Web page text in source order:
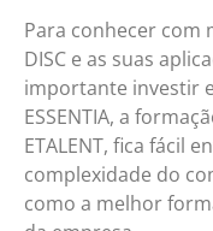
Para conhecer com
DISC e as suas
importante investir
ESSENTIA, a
ETALENT, fica fácil
complexidade do
como a melhor